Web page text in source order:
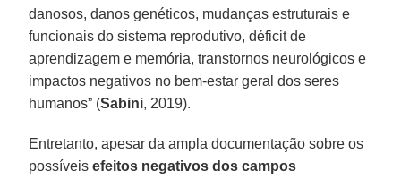
danosos, danos genéticos, mudanças estruturais e
funcionais do sistema reprodutivo, déficit de
aprendizagem e memória, transtornos neurológicos e
impactos negativos no bem-estar geral dos seres
humanos” (Sabini, 2019).
Entretanto, apesar da ampla documentação sobre os
possíveisefeitos negativos dos campos